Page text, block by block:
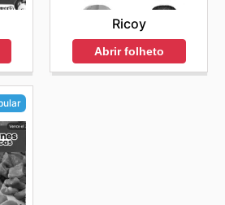
Ricoy
Abrir folheto